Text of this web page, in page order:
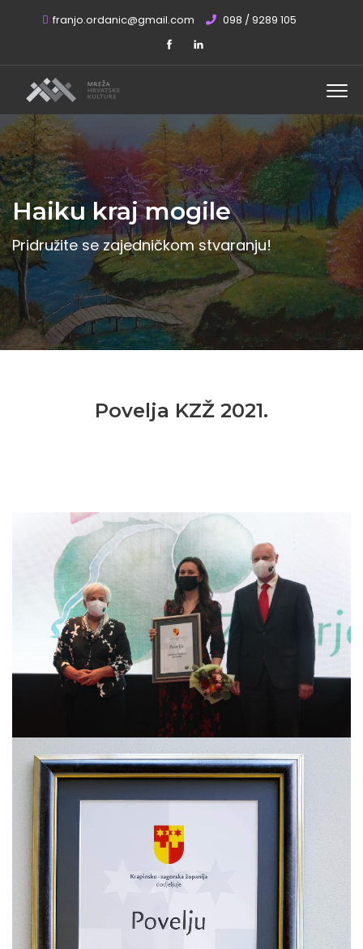
franjo.ordanic@gmail.com 098 / 9289 105
Haiku kraj mogile
Pridružite se zajedničkom stvaranju!
Povelja KZŽ 2021.